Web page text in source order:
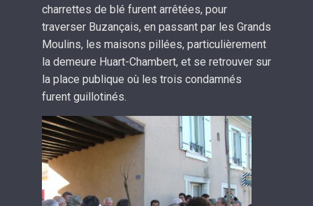
charrettes de blé furent arrêtées, pour
traverser Buzançais, en passant par les Grands
Moulins, les maisons pillées, particulièrement
la demeure Huart-Chambert, et se retrouver sur
la place publique où les trois condamnés
furent guillotinés.